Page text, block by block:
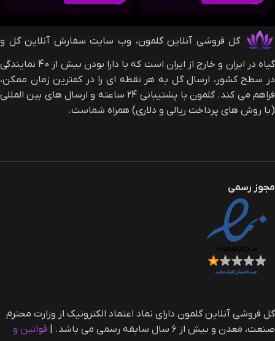
گل فروشی آنلاین گلمون، وب سایت سفارش آنلاین گل و
گیاه در ایران و خارج از ایران است که با دارا بودن بیش از 40 نمایندگی
در سطح کشور، ارسال گل به هر نقطه ای را در کمترین زمان ممکن،
فراهم می کند. گلمون با پشتیبانی 24 ساعته و ارسال های بین المللی
(با روش های پرداخت ریالی و دلاری) همراه شماست.
مجوز رسمی
گل فروشی آنلاین گلمون دارای نماد اعتماد الکترونیک از وزارت محترم
صنعت، معدن و بیش از ۶ سال سابقه رسمی می باشد. |‌
قوانین و